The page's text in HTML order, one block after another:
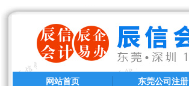
网站首页 东莞公司注册